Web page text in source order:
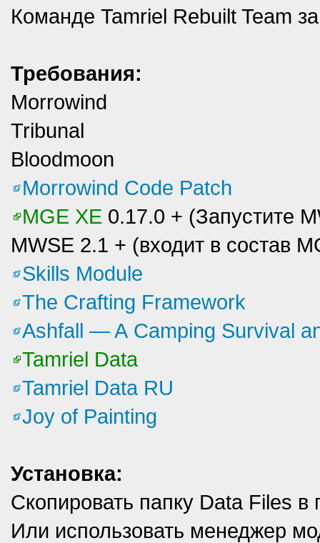
Команде Tamriel Rebuilt Team
Требования:
Morrowind
Tribunal
Bloodmoon
Morrowind Code Patch
MGE XE 0.17.0 + (Запустите
MWSE 2.1 + (входит в состав
Skills Module
The Crafting Framework
Ashfall — A Camping Survival
Tamriel Data
Tamriel Data RU
Joy of Painting
Установка:
Скопировать папку Data Files в
Или использовать менеджер